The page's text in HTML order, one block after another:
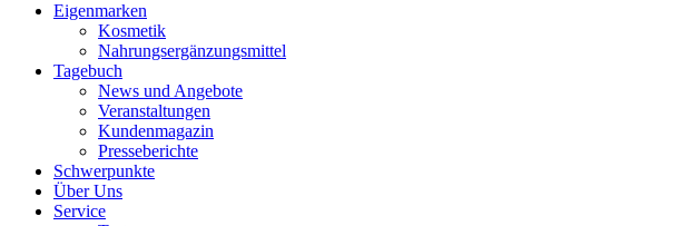
Eigenmarken
Kosmetik
Nahrungsergänzungsmittel
Tagebuch
News und Angebote
Veranstaltungen
Kundenmagazin
Presseberichte
Schwerpunkte
Über Uns
Service